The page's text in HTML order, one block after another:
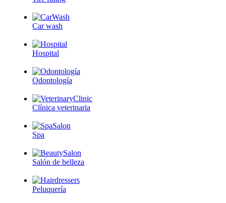
Car wash
Hospital
Odontología
Clínica veterinaria
Spa
Salón de belleza
Peluquería